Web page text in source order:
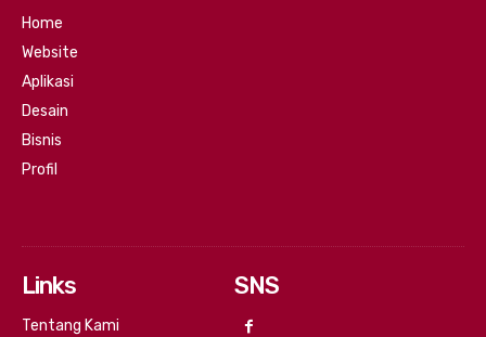
Home
Website
Aplikasi
Desain
Bisnis
Profil
Links
Tentang Kami
SNS